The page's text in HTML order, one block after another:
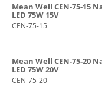
Mean Well CEN-75-15
LED 75W 15V
CEN-75-15
Mean Well CEN-75-20
LED 75W 20V
CEN-75-20